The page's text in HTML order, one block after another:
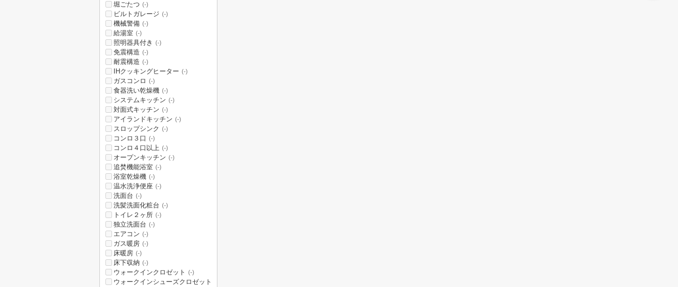
堀ごたつ (-)
ビルトガレージ (-)
機械警備 (-)
給湯室 (-)
照明器具付き (-)
免震構造 (-)
耐震構造 (-)
IHクッキングヒーター (-)
ガスコンロ (-)
食器洗い乾燥機 (-)
システムキッチン (-)
対面式キッチン (-)
アイランドキッチン (-)
スロップシンク (-)
コンロ３口 (-)
コンロ４口以上 (-)
オープンキッチン (-)
追焚機能浴室 (-)
浴室乾燥機 (-)
温水洗浄便座 (-)
洗面台 (-)
洗髪洗面化粧台 (-)
トイレ２ヶ所 (-)
独立洗面台 (-)
エアコン (-)
ガス暖房 (-)
床暖房 (-)
床下収納 (-)
ウォークインクロゼット (-)
ウォークインシューズクロゼット